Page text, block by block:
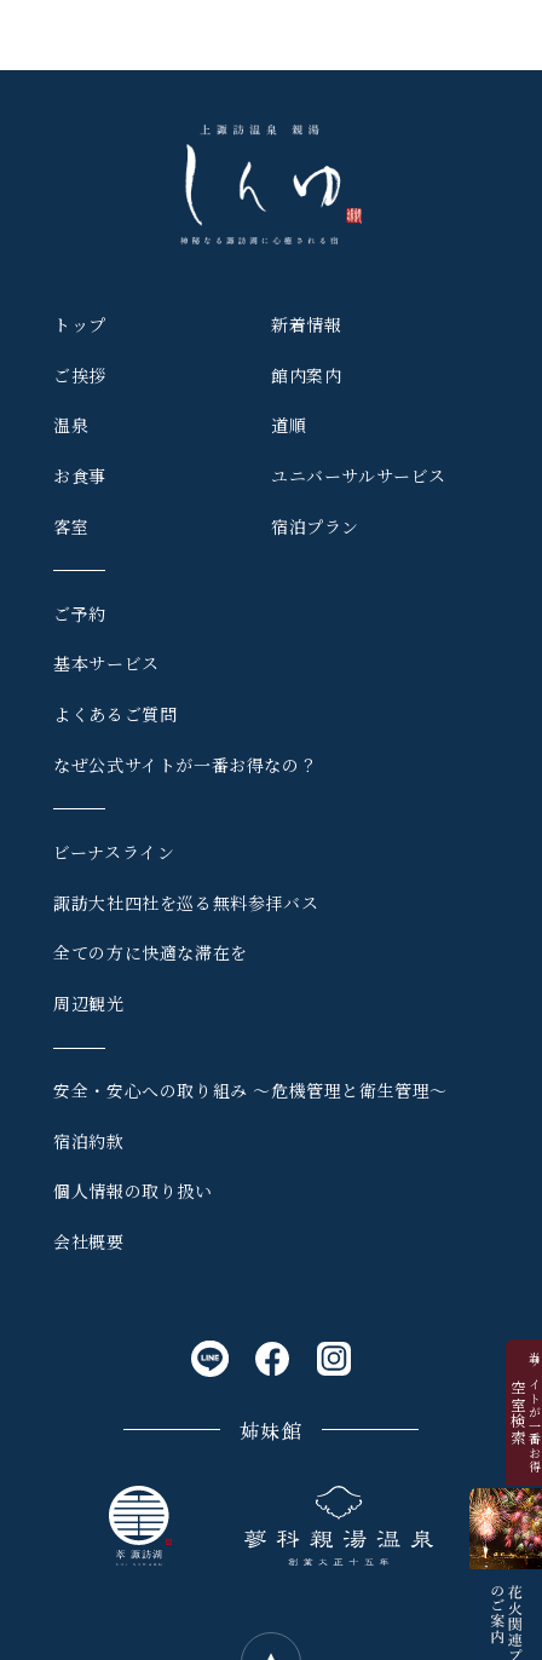
トップ
ご挨拶
温泉
お食事
客室
新着情報
館内案内
道順
ユニバーサルサービス
宿泊プラン
ご予約
基本サービス
よくあるご質問
なぜ公式サイトが一番お得なの？
ビーナスライン
諏訪大社四社を巡る 無料参拝バス
全ての方に快適な滞在を
周辺観光
安全・安心への取り組み 〜危機管理と衛生管理〜
宿泊約款
個人情報の取り扱い
会社概要
姉妹館 当サイトが一番お得
空室検索